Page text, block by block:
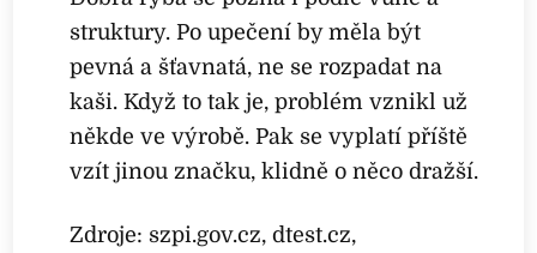
struktury. Po upečení by měla být
pevná a šťavnatá, ne se rozpadat na
kaši. Když to tak je, problém vznikl už
někde ve výrobě. Pak se vyplatí příště
vzít jinou značku, klidně o něco dražší.
Zdroje: szpi.gov.cz, dtest.cz,